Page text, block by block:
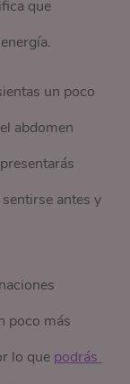
que
un poco
abdomen
antes y
poco más
lo que podrás